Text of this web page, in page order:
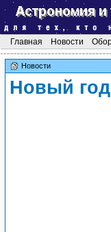
Главная Новости
Новости
Новый год